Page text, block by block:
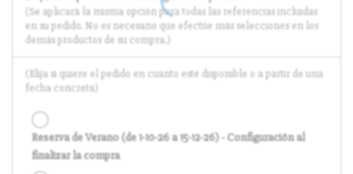
(Se aplicará la misma opción para todas las referencias incluidas
en su pedido. No es necesario que efectúe más selecciones en los
demás productos de su compra.)
(Elija si quiere el pedido en cuanto esté disponible o a partir de una
fecha concreta)
Reserva de Verano (de 1-10-26 a 15-12-26) - Configuración al
finalizar la compra